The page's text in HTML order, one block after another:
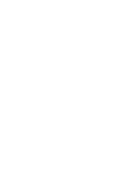
la pantalla.